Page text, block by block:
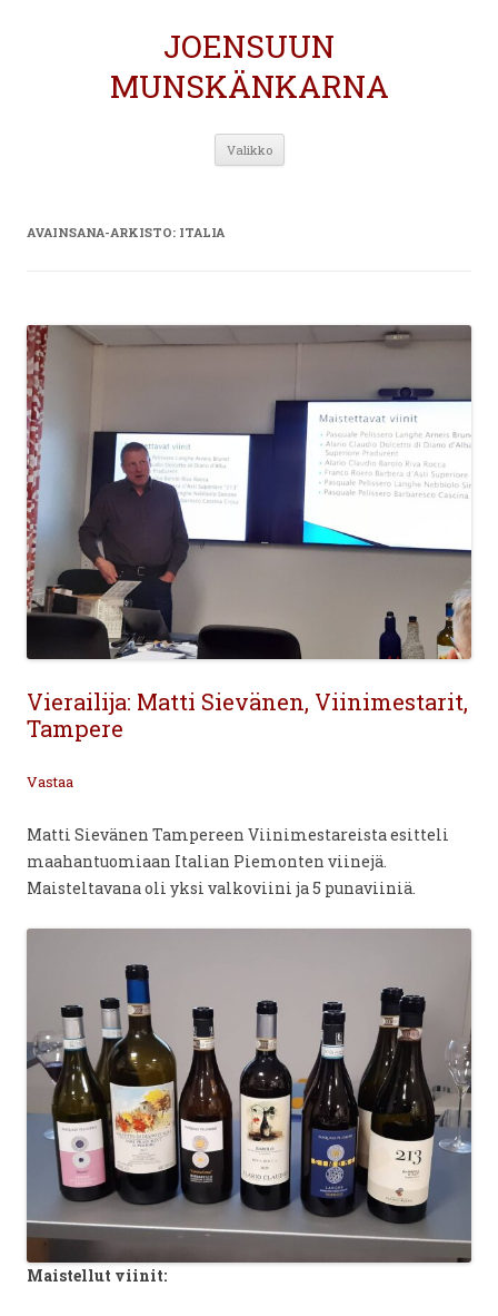
JOENSUUN
MUNSKÄNKARNA
Valikko Siirry
AVAINSANA-ARKISTO: ITALIA
Vierailija: Matti Sievänen, Viinimestarit,
Tampere
Vastaa
Matti Sievänen Tampereen Viinimestareista esitteli
maahantuomiaan Italian Piemonten viinejä.
Maisteltavana oli yksi valkoviini ja 5 punaviiniä.
Maistellut viinit: